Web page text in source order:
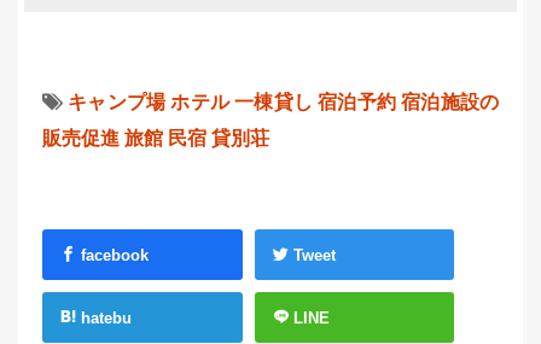
キャンプ場 ホテル 一棟貸し 宿泊予約 宿泊施設の
販売促進 旅館 民宿 貸別荘
facebook Tweet
hatebu LINE